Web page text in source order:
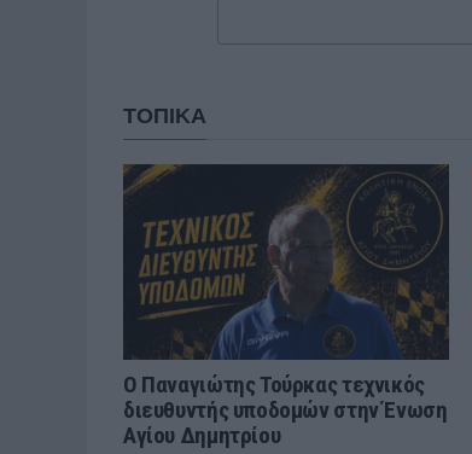
ΤΟΠΙΚΑ
Ο Παναγιώτης Τούρκας τεχνικός
διευθυντής υποδομών στην Ένωση
Αγίου Δημητρίου